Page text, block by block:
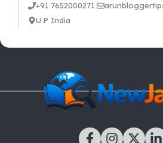
+91 7652000271
U.P India